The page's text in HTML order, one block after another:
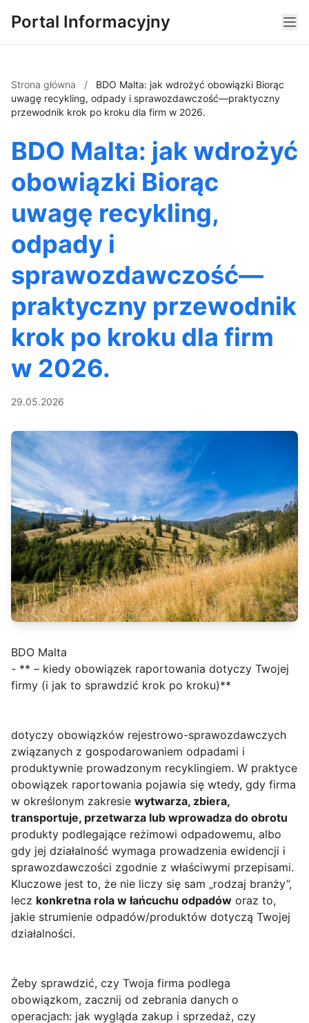
Portal Informacyjny
Strona główna /
BDO Malta: jak wdrożyć obowiązki Biorąc
uwagę recykling, odpady i sprawozdawczość—praktyczny
przewodnik krok po kroku dla firm w 2026.
BDO Malta: jak wdrożyć
obowiązki Biorąc
uwagę recykling,
odpady i
sprawozdawczość—
praktyczny przewodnik
krok po kroku dla firm
w 2026.
29.05.2026
BDO Malta
- ** – kiedy obowiązek raportowania dotyczy Twojej
firmy (i jak to sprawdzić krok po kroku)**
dotyczy obowiązków rejestrowo-sprawozdawczych
związanych z gospodarowaniem odpadami i
produktywnie prowadzonym recyklingiem. W praktyce
obowiązek raportowania pojawia się wtedy, gdy firma
w określonym zakresie wytwarza, zbiera,
transportuje, przetwarza lub wprowadza do obrotu
produkty podlegające reżimowi odpadowemu, albo
gdy jej działalność wymaga prowadzenia ewidencji i
sprawozdawczości zgodnie z właściwymi przepisami.
Kluczowe jest to, że nie liczy się sam „rodzaj branży”,
lecz konkretna rola w łańcuchu odpadów oraz to,
jakie strumienie odpadów/produktów dotyczą Twojej
działalności.
Żeby sprawdzić, czy Twoja firma podlega
obowiązkom, zacznij od zebrania danych o
operacjach: jak wygląda zakup i sprzedaż, czy